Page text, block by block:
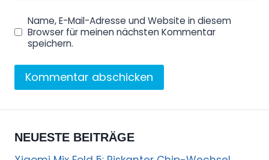
Name, E-Mail-Adresse und Website in diesem
Browser für meinen nächsten Kommentar
speichern.
NEUESTE BEITRÄGE